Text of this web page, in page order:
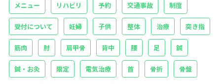
メニュー リハビリ 予約 交通事故 制度
受付について 妊婦 子供 整体 治療 突き指
筋肉 肘 肩甲骨 背中 腰 足 鍼
鍼・お灸 限定 電気治療 首 骨折 骨盤